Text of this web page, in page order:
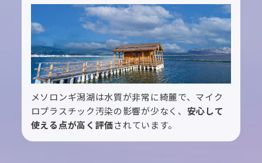
メソロンギ潟湖は水質が非常に綺麗で、マイク
ロプラスチック汚染の影響が少なく、 安心して
使える点が高く評価されています。